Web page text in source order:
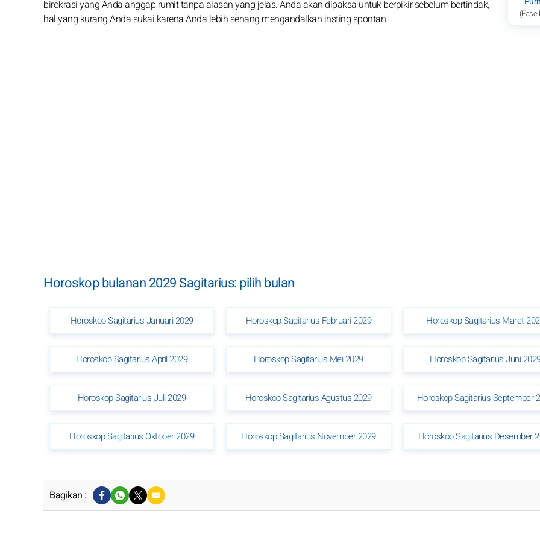
(Fase
birokrasi yang Anda anggap rumit tanpa alasan yang jelas. Anda akan dipaksa untuk berpikir sebelum bertindak,
hal yang kurang Anda sukai karena Anda lebih senang mengandalkan insting spontan.
Horoskop bulanan 2029 Sagitarius: pilih bulan
Horoskop Sagitarius Januari 2029 Horoskop Sagitarius Februari 2029 Horoskop Sagitarius Maret
Horoskop Sagitarius April 2029 Horoskop Sagitarius Mei 2029 Horoskop Sagitarius Juni
Horoskop Sagitarius Juli 2029 Horoskop Sagitarius Agustus 2029 Horoskop Sagitarius September
Horoskop Sagitarius Oktober 2029 Horoskop Sagitarius November 2029 Horoskop Sagitarius Desember
Bagikan :